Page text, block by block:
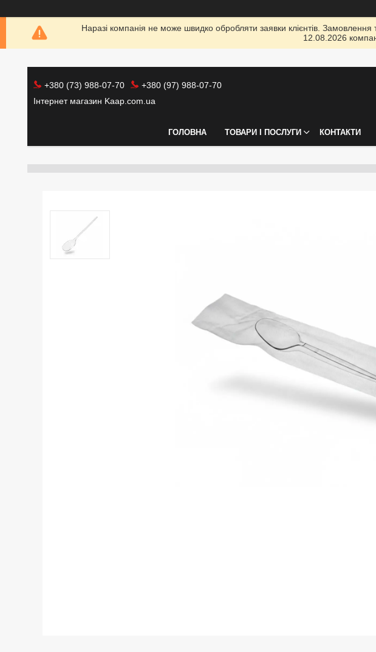
Наразі компанія не може швидко обробляти заявки клієнтів.
12.08.2026
+380 (73) 988-07-70
+380 (97) 988-07-70
Інтернет магазин Kaap.com.ua
ГОЛОВНА ТОВАРИ І ПОСЛУГИ КОНТАКТИ